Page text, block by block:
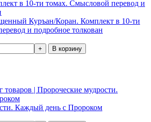
Куръан/Коран. Комплект в 10-ти
и подробное толкован
В корзину
Каждый день с Пророком